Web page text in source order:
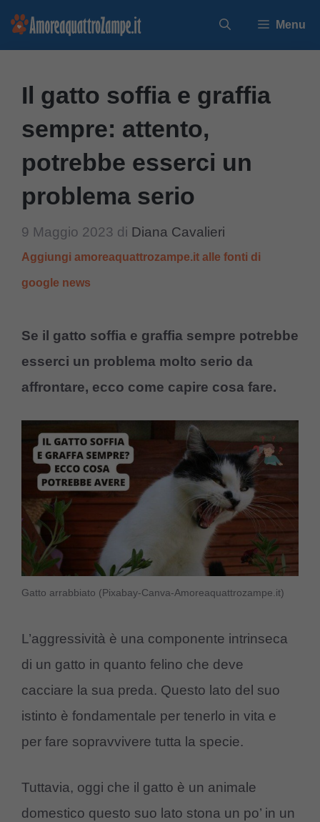
Vai
Menu
Il gatto soffia e graffia
sempre: attento,
potrebbe esserci un
problema serio
9 Maggio 2023 di Diana Cavalieri
Aggiungi amoreaquattrozampe.it alle fonti di
google news
Se il gatto soffia e graffia sempre potrebbe
esserci un problema molto serio da
affrontare, ecco come capire cosa fare.
Gatto arrabbiato (Pixabay-Canva-Amoreaquattrozampe.it)
L’aggressività è una componente intrinseca
di un gatto in quanto felino che deve
cacciare la sua preda. Questo lato del suo
istinto è fondamentale per tenerlo in vita e
per fare sopravvivere tutta la specie.
Tuttavia, oggi che il gatto è un animale
domestico questo suo lato stona un po’ in un